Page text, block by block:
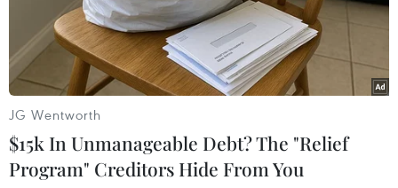
JG Wentworth
$15k In Unmanageable Debt? The "Relief
Program" Creditors Hide From You